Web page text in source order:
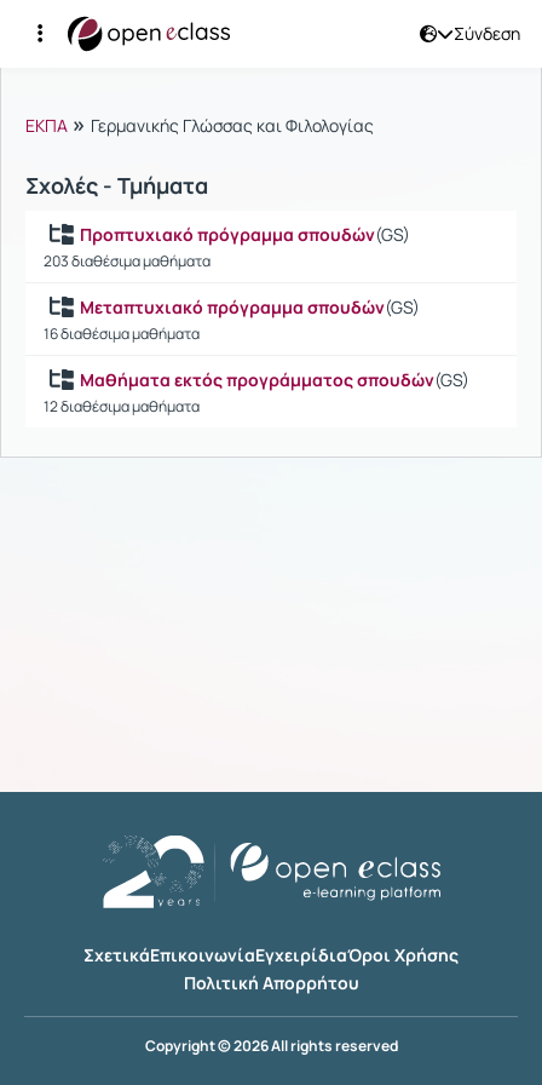
Σύνδεση
Μαθήματα
ΕΚΠΑ » Γερμανικής Γλώσσας και Φιλολογίας
Σχολές - Τμήματα
Προπτυχιακό πρόγραμμα σπουδών(GS)
203 διαθέσιμα μαθήματα
Μεταπτυχιακό πρόγραμμα σπουδών(GS)
16 διαθέσιμα μαθήματα
Μαθήματα εκτός προγράμματος σπουδών(GS)
12 διαθέσιμα μαθήματα
ΣχετικάΕπικοινωνίαΕγχειρίδιαΌροι Χρήσης
Πολιτική Απορρήτου
Copyright © 2026 All rights reserved